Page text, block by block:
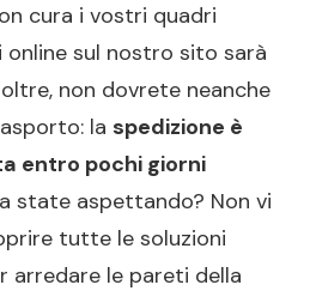
cura i vostri quadri
sul nostro sito sarà
non dovrete neanche
la spedizione è
entro pochi giorni
state aspettando? Non vi
tutte le soluzioni
arredare le pareti della